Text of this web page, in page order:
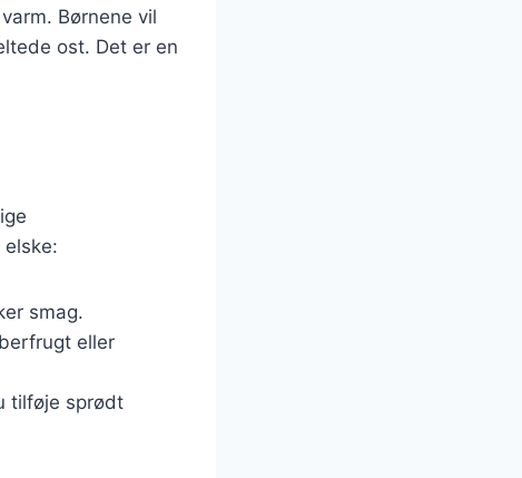
Børnene vil
ost. Det er en
smag.
eller
tilføje sprødt